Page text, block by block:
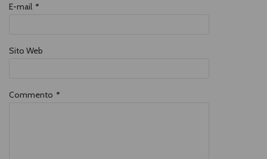
E-mail *
Sito Web
Commento *